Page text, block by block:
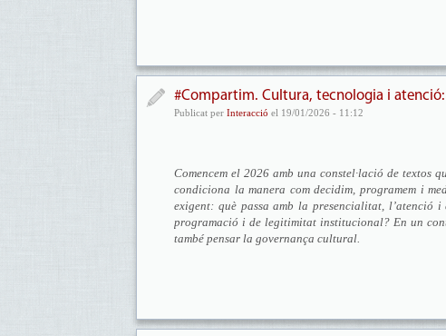
#Compartim. Cultura, tecnologia i
Publicat per Interacció el 19/01/2026 - 11:12
Comencem el 2026 amb una constel·lació de textos
condiciona la manera com decidim, programem i
exigent: què passa amb la presencialitat,
programació i de legitimitat institucional? En un
també pensar la governança cultural.